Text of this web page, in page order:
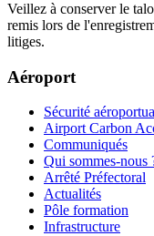
Veillez à conserver le
remis lors de
litiges.
Aéroport
Sécurité
Airport Carbon
Communiqués
Qui sommes-nous
Arrêté Préfectoral
Actualités
Pôle formation
Infrastructure